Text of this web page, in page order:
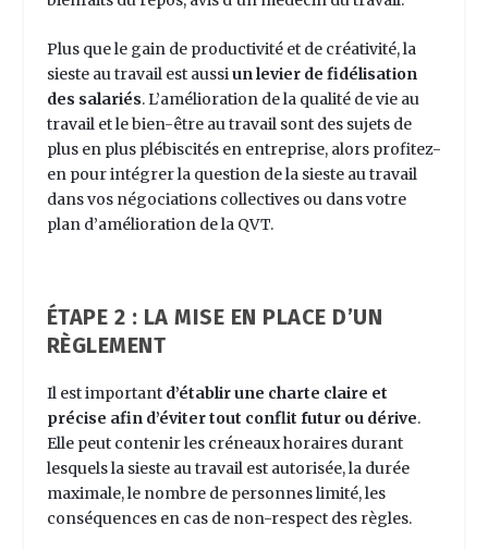
Plus que le gain de productivité et de créativité, la
sieste au travail est aussiun levier de fidélisation
des salariés. L’amélioration de la qualité de vie au
travail et le bien-être au travail sont des sujets de
plus en plus plébiscités en entreprise, alors profitez-
en pour intégrer la question de la sieste au travail
dans vos négociations collectives ou dans votre
plan d’amélioration de la QVT.
ÉTAPE 2 : LA MISE EN PLACE D’UN
RÈGLEMENT
Il est important d’établir une charte claire et
précise afin d’éviter tout conflit futur ou dérive.
Elle peut contenir les créneaux horaires durant
lesquels la sieste au travail est autorisée, la durée
maximale, le nombre de personnes limité, les
conséquences en cas de non-respect des règles.